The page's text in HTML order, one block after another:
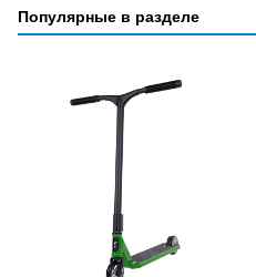
Популярные в разделе